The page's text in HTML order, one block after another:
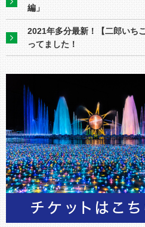
編」
2021年多分最新！【二郎いち
ってました！